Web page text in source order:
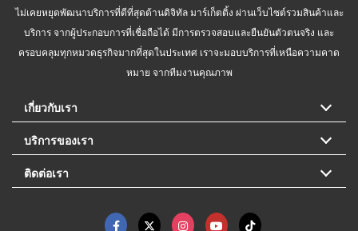
ไม่เคยหยุดพัฒนาบริการที่ดีที่สุดด้านดิจิทัล มาร์เก็ตติ้ง ผ่านเว็บไซต์รวมสินค้าและ
บริการ จากผู้ประกอบการที่เชื่อถือได้ มีการตรวจสอบและยืนยันตัวตนจริง และ
ครอบคลุมทุกหมวดธุรกิจมากที่สุดในประเทศ เราจะมอบบริการที่เหนือความคาด
หมาย จากทีมงานคุณภาพ
เกี่ยวกับเรา
บริการของเรา
ติดต่อเรา